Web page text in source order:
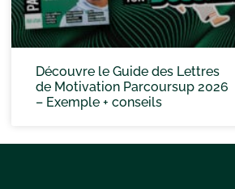
Découvre le Guide des Lettres
de Motivation Parcoursup 2026
– Exemple + conseils